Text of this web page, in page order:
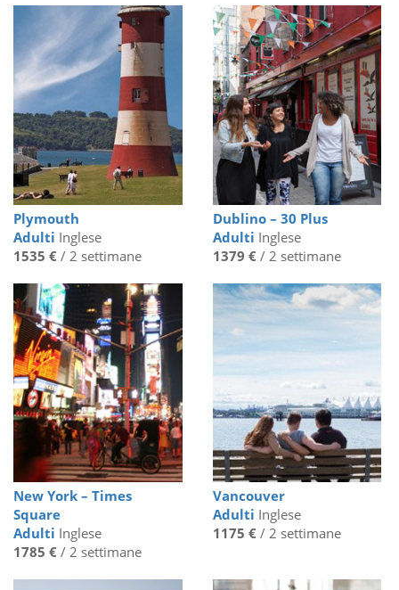
Plymouth
Adulti Inglese
1535 € / 2 settimane
Dublino – 30 Plus
Adulti Inglese
1379 €/ 2 settimane
New York – Times
Square
Adulti Inglese
1785 € / 2 settimane
Vancouver
Adulti Inglese
1175 €/ 2 settimane